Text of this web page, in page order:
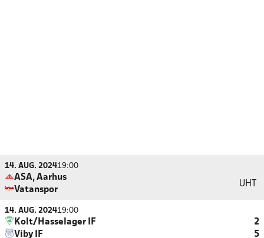
14. AUG. 202419:00
ASA, Aarhus
Vatanspor
UHT
14. AUG. 202419:00
Kolt/Hasselager IF
2
Viby IF
5